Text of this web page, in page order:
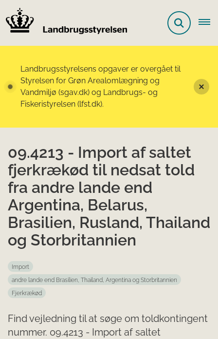
Landbrugsstyrelsens opgaver er overgået til
Styrelsen for Grøn Arealomlægning og
Vandmiljø (sgav.dk) og Landbrugs- og
Fiskeristyrelsen (lfst.dk).
09.4213 - Import af saltet
fjerkrækød til nedsat told
fra andre lande end
Argentina, Belarus,
Brasilien, Rusland, Thailand
og Storbritannien
Import
andre lande end Brasilien, Thailand, Argentina og Storbritannien
Fjerkrækød
Find vejledning til at søge om toldkontingent
nummer. 09.4213 - Import af saltet